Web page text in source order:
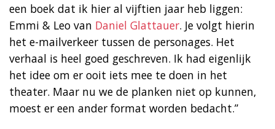
een boek dat ik hier al vijftien jaar heb liggen:
Emmi & Leo van Daniel Glattauer. Je volgt hierin
het e-mailverkeer tussen de personages. Het
verhaal is heel goed geschreven. Ik had eigenlijk
het idee om er ooit iets mee te doen in het
theater. Maar nu we de planken niet op kunnen,
moest er een ander format worden bedacht.”